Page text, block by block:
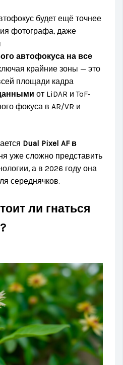
будет ещё точнее
фотографа, даже
автофокуса на все
крайние зоны — это
площади кадра
от LiDAR и ToF-
фокуса в AR/VR и
Dual Pixel AF в
уже сложно представить
а в 2026 году она
середнячков.
ли гнаться